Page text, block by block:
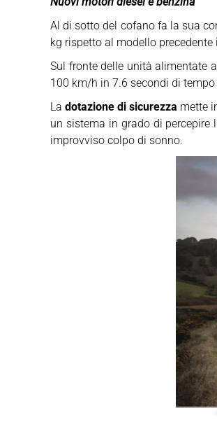
Al di sotto del cofano fa la sua
kg rispetto al modello
Sul fronte delle unità alimentate
100 km/h in 7.6 secondi di
Ladotazione di sicurezza mette
un sistema in grado di percepire
improvviso colpo di sonno.